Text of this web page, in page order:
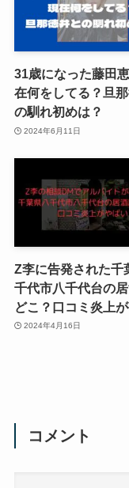
31歳になった藤田
在何をしてる？旦
の馴れ初めは？
2024年6月11日
Z李に告発された千
千代市八千代台の
どこ？口コミ炎上
2024年4月16日
コメント